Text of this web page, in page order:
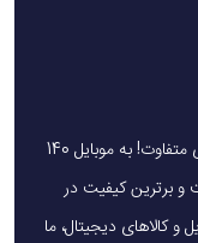
یک خرید هوشمندانه ، قیمت منصفانه، تجربه‌ای متفاوت! به موبایل 140
و برترین کیفیت در
موبایل و کالاهای دیجیتال، ما